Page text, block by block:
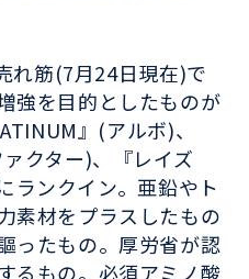
筋(7月24日現在)で
強を目的としたものが
』(アルボ)、
クター)、『レイズ
ランクイン。亜鉛やト
素材をプラスしたもの
ったもの。厚労省が認
るもの。必須アミノ酸